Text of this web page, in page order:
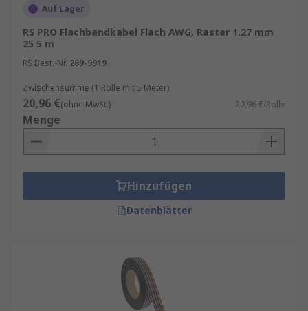
Auf Lager
RS PRO Flachbandkabel Flach AWG, Raster 1.27 mm
25 5 m
RS Best.-Nr. 289-9919
Zwischensumme (1 Rolle mit 5 Meter)
20,96 €(ohne MwSt.) 20,96 €/Rolle
Menge
Hinzufügen
Datenblätter